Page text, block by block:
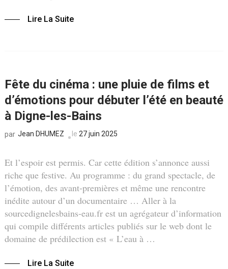
Lire La Suite
Fête du cinéma : une pluie de films et
d’émotions pour débuter l’été en beauté
à Digne-les-Bains
par Jean DHUMEZ le 27 juin 2025
Et l’espoir est permis. Car cette édition s’annonce aussi
riche que festive. Au programme : du grand spectacle, de
l’émotion, des avant-premières et même une rencontre
inédite autour d’un documentaire … Aller à la
sourcedignelesbains-eau.fr est un agrégateur d’information
qui compile différents articles publiés sur le web dont le
domaine de prédilection est « L’eau à …
Lire La Suite